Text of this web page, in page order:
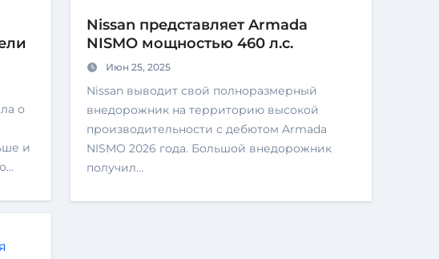
и
Nissan представляет Armada
NISMO мощностью 460 л.с.
Июн 25, 2025
Nissan выводит свой полноразмерный
внедорожник на территорию высокой
производительности с дебютом Armada
NISMO 2026 года. Большой внедорожник
получил…